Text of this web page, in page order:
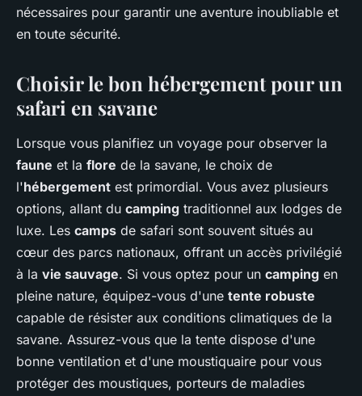
nécessaires pour garantir une aventure inoubliable et
en toute sécurité.
Choisir le bon hébergement pour un
safari en savane
Lorsque vous planifiez un voyage pour observer la
faune et la flore de la savane, le choix de
l'hébergement est primordial. Vous avez plusieurs
options, allant du camping traditionnel aux lodges de
luxe. Les camps de safari sont souvent situés au
cœur des parcs nationaux, offrant un accès privilégié
à la vie sauvage. Si vous optez pour un camping en
pleine nature, équipez-vous d'une tente robuste
capable de résister aux conditions climatiques de la
savane. Assurez-vous que la tente dispose d'une
bonne ventilation et d'une moustiquaire pour vous
protéger des moustiques, porteurs de maladies